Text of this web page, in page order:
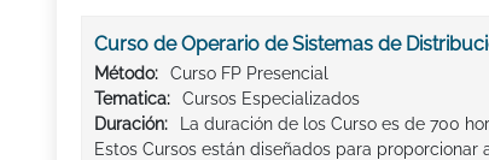
Curso de Operario de Sistemas de
Método:
Curso FP Presencial
Tematica:
Cursos Especializados
Duración:
La duración de los Curso es de 700
Estos Cursos están diseñados para